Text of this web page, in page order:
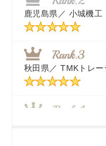
福岡県／株式会社カ
東京都／
秋田県／ TMKトレー
鹿児島県／ 小城機工
秋田県／ TMKトレー